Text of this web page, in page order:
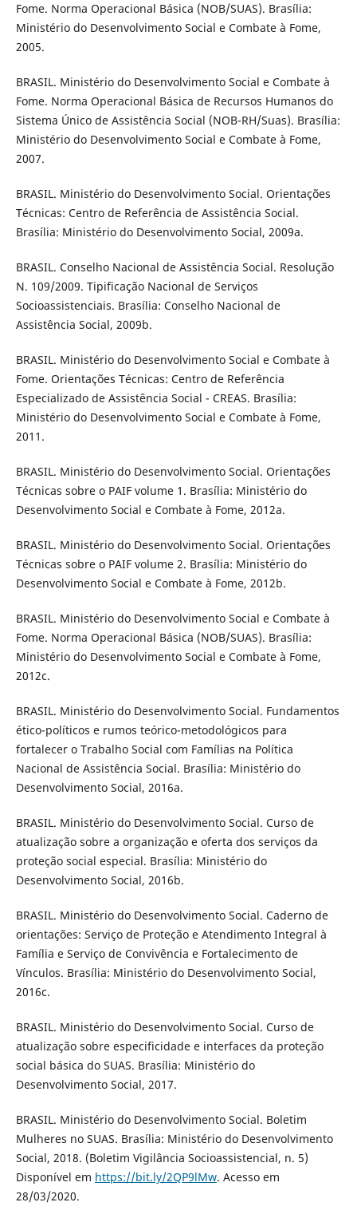
Fome. Norma Operacional Básica (NOB/SUAS). Brasília:
Ministério do Desenvolvimento Social e Combate à Fome,
2005.
BRASIL. Ministério do Desenvolvimento Social e Combate à
Fome. Norma Operacional Básica de Recursos Humanos do
Sistema Único de Assistência Social (NOB-RH/Suas). Brasília:
Ministério do Desenvolvimento Social e Combate à Fome,
2007.
BRASIL. Ministério do Desenvolvimento Social. Orientações
Técnicas: Centro de Referência de Assistência Social.
Brasília: Ministério do Desenvolvimento Social, 2009a.
BRASIL. Conselho Nacional de Assistência Social. Resolução
N. 109/2009. Tipificação Nacional de Serviços
Socioassistenciais. Brasília: Conselho Nacional de
Assistência Social, 2009b.
BRASIL. Ministério do Desenvolvimento Social e Combate à
Fome. Orientações Técnicas: Centro de Referência
Especializado de Assistência Social - CREAS. Brasília:
Ministério do Desenvolvimento Social e Combate à Fome,
2011.
BRASIL. Ministério do Desenvolvimento Social. Orientações
Técnicas sobre o PAIF volume 1. Brasília: Ministério do
Desenvolvimento Social e Combate à Fome, 2012a.
BRASIL. Ministério do Desenvolvimento Social. Orientações
Técnicas sobre o PAIF volume 2. Brasília: Ministério do
Desenvolvimento Social e Combate à Fome, 2012b.
BRASIL. Ministério do Desenvolvimento Social e Combate à
Fome. Norma Operacional Básica (NOB/SUAS). Brasília:
Ministério do Desenvolvimento Social e Combate à Fome,
2012c.
BRASIL. Ministério do Desenvolvimento Social. Fundamentos
ético-políticos e rumos teórico-metodológicos para
fortalecer o Trabalho Social com Famílias na Política
Nacional de Assistência Social. Brasília: Ministério do
Desenvolvimento Social, 2016a.
BRASIL. Ministério do Desenvolvimento Social. Curso de
atualização sobre a organização e oferta dos serviços da
proteção social especial. Brasília: Ministério do
Desenvolvimento Social, 2016b.
BRASIL. Ministério do Desenvolvimento Social. Caderno de
orientações: Serviço de Proteção e Atendimento Integral à
Família e Serviço de Convivência e Fortalecimento de
Vínculos. Brasília: Ministério do Desenvolvimento Social,
2016c.
BRASIL. Ministério do Desenvolvimento Social. Curso de
atualização sobre especificidade e interfaces da proteção
social básica do SUAS. Brasília: Ministério do
Desenvolvimento Social, 2017.
BRASIL. Ministério do Desenvolvimento Social. Boletim
Mulheres no SUAS. Brasília: Ministério do Desenvolvimento
Social, 2018. (Boletim Vigilância Socioassistencial, n. 5)
Disponível em https://bit.ly/2QP9lMw. Acesso em
28/03/2020.